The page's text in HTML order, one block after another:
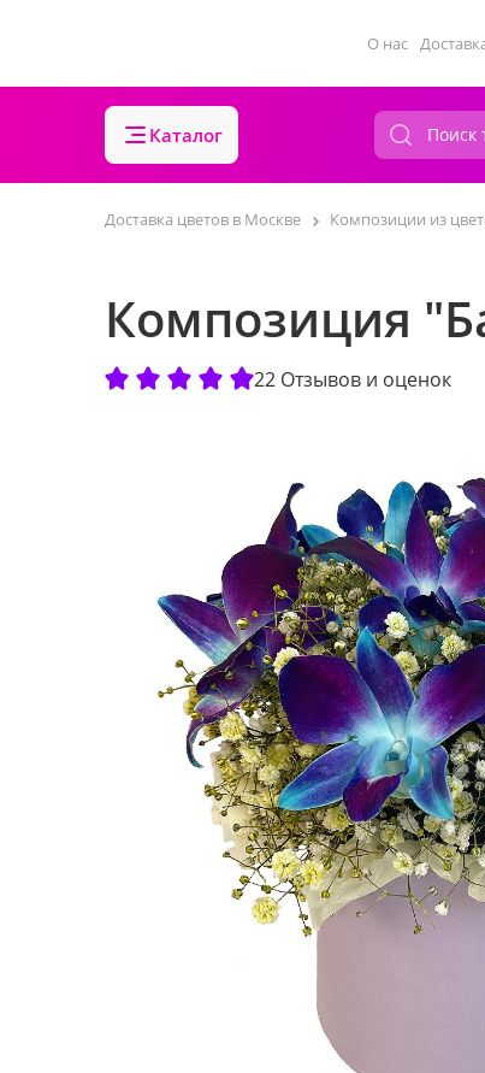
О нас
Каталог
Доставка цветов в Москве Композиции из
Композиция
22 Отзывов и оценок